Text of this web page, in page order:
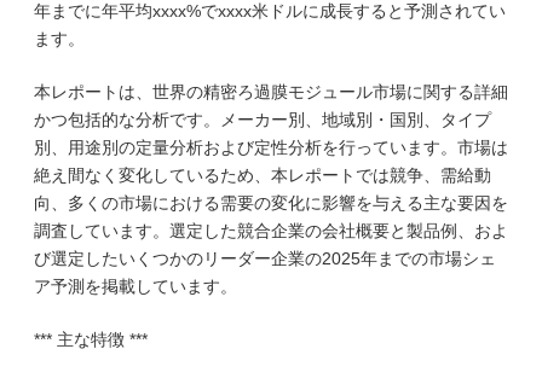
年までに年平均xxxx%でxxxx米ドルに成長すると予測されてい
ます。
本レポートは、世界の精密ろ過膜モジュール市場に関する詳細
かつ包括的な分析です。メーカー別、地域別・国別、タイプ
別、用途別の定量分析および定性分析を行っています。市場は
絶え間なく変化しているため、本レポートでは競争、需給動
向、多くの市場における需要の変化に影響を与える主な要因を
調査しています。選定した競合企業の会社概要と製品例、およ
び選定したいくつかのリーダー企業の2025年までの市場シェ
ア予測を掲載しています。
*** 主な特徴 ***